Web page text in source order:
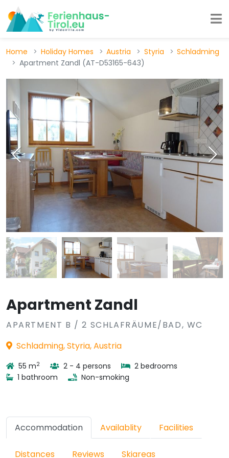
Home Holiday Homes Austria Styria
Schladming
Apartment Zandl (AT-D53165-643)
Apartment Zandl
APARTMENT B / 2 SCHLAFRÄUME/BAD, WC
Schladming, Styria, Austria
55 m2 2 - 4 persons
2 bedrooms
1 bathroom
Non-smoking
Accommodation Availablity Facilities
Distances Reviews Skiareas